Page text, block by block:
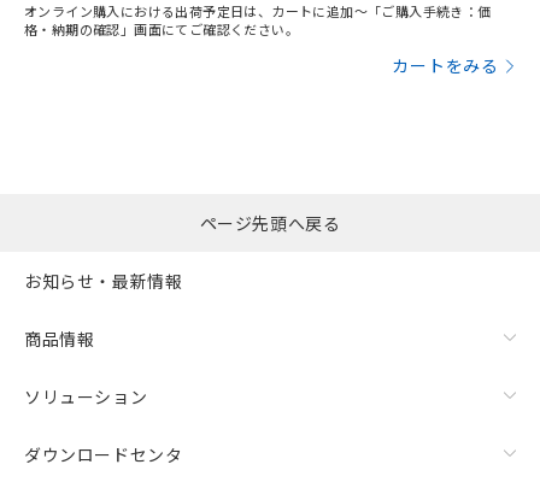
オンライン購入における出荷予定日は、カートに追加～「ご購入手続き：価
格・納期の確認」画面にてご確認ください。
カートをみる
ページ先頭へ戻る
お知らせ・最新情報
商品情報
ソリューション
ダウンロードセンタ